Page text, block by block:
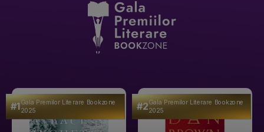
#1Gala Premilor Literare Bookzone
2025
#2Gala Premilor Literare Bookzone
2025